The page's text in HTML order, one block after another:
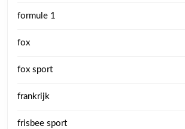
formule 1
fox
fox sport
frankrijk
frisbee sport